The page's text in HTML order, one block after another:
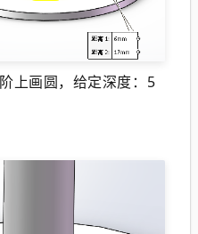
上画圆，给定深度：5